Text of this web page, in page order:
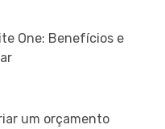
One: Benefícios e
um orçamento